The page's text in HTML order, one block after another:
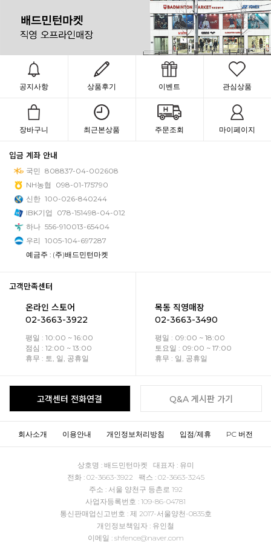
공지사항 상품후기 이벤트 관심상품
장바구니 최근본상품 주문조회 마이페이지
입금 계좌 안내
국민 808837-04-002608
NH농협
098-01-175790
신한 100-026-840244
IBK기업
078-151498-04-012
하나 556-910013-65404
우리 1005-104-697287
예금주 : (주)배드민턴마켓
고객만족센터
온라인 스토어
02-3663-3922
평일 : 10:00 ~ 16:00
점심 : 12:00 ~ 13:00
휴무 : 토, 일, 공휴일
목동 직영매장
02-3663-3490
평일 : 09:00 ~ 18:00
토요일 : 09:00 ~ 17:00
휴무 : 일, 공휴일
고객센터 전화연결 Q&A 게시판 가기
회사소개 이용안내 개인정보처리방침 입점/제휴 PC 버전
상호명 : 배드민턴마켓 대표자 : 유미
전화 : 02-3663-3922 팩스 : 02-3663-3245
주소 : 서울 양천구 등촌로 192
사업자등록번호 : 109-86-04781
통신판매업신고번호 : 제 2017-서울양천-0835호
개인정보책임자 : 유인철
이메일 : shfence@naver.com